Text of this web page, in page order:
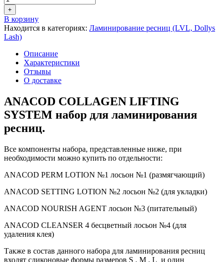
+
В корзину
Находится в категориях: Ламинирование ресниц (LVL, Dollys
Lash)
Описание
Характеристики
Отзывы
О доставке
ANACOD COLLAGEN LIFTING
SYSTEM набор для ламинирования
ресниц.
Все компоненты набора, представленные ниже, при
необходимости можно купить по отдельности:
ANACOD PERM LOTION №1 лосьон №1 (размягчающий)
ANACOD SETTING LOTION №2 лосьон №2 (для укладки)
ANACOD NOURISH AGENT лосьон №3 (питательный)
ANACOD CLEANSER 4 бесцветный лосьон №4 (для
удаления клея)
Также в состав данного набора для ламинирования ресниц
входят сликоновые формы размеров S , M , L и один